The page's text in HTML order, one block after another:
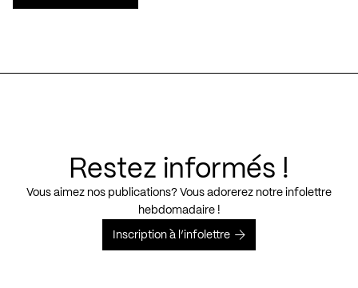
Restez informés !
Vous aimez nos publications? Vous adorerez notre infolettre
hebdomadaire !
Inscription à l’infolettre